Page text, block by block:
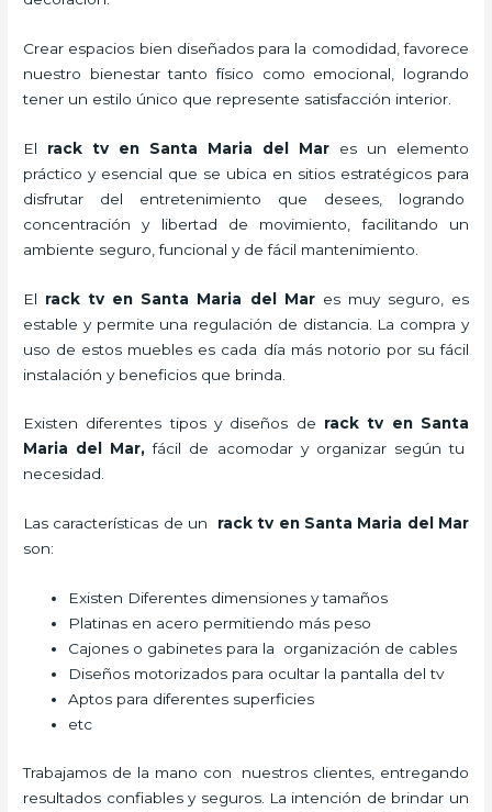
Crear espacios bien diseñados para la comodidad, favorece
nuestro bienestar tanto físico como emocional, logrando
tener un estilo único que represente satisfacción interior.
El rack tv en Santa Maria del Mar es un elemento
práctico y esencial que se ubica en sitios estratégicos para
disfrutar del entretenimiento que desees, logrando
concentración y libertad de movimiento, facilitando un
ambiente seguro, funcional y de fácil mantenimiento.
El rack tv en Santa Maria del Mar es muy seguro, es
estable y permite una regulación de distancia. La compra y
uso de estos muebles es cada día más notorio por su fácil
instalación y beneficios que brinda.
Existen diferentes tipos y diseños de rack tv en Santa
Maria del Mar, fácil de acomodar y organizar según tu
necesidad.
Las características de un rack tv en Santa Maria del Mar
son:
Existen Diferentes dimensiones y tamaños
Platinas en acero permitiendo más peso
Cajones o gabinetes para la organización de cables
Diseños motorizados para ocultar la pantalla del tv
Aptos para diferentes superficies
etc
Trabajamos de la mano con nuestros clientes, entregando
resultados confiables y seguros. La intención de brindar un